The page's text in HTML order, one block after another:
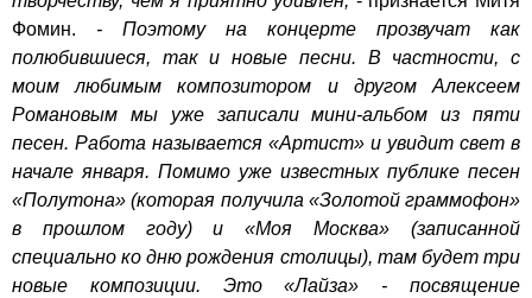
Фомин. - Поэтому на концерте прозвучат как
полюбившиеся, так и новые песни. В частности, с
моим любимым композитором и другом Алексеем
Романовым мы уже записали мини-альбом из пяти
песен. Работа называется «Артист» и увидит свет в
начале января. Помимо уже известных публике песен
«Полутона» (которая получила «Золотой граммофон»
в прошлом году) и «Моя Москва» (записанной
специально ко дню рождения столицы), там будет три
новые композиции. Это «Лайза» - посвящение